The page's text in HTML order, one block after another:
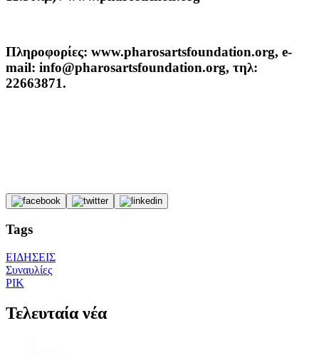
Πληροφορίες: www.pharosartsfoundation.org, e-
mail: info@pharosartsfoundation.org, τηλ:
22663871.
Tags
ΕΙΔΗΣΕΙΣ
Συναυλίες
ΡΙΚ
Τελευταία νέα